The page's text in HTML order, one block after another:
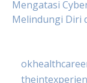
Mengatasi
Melindungi Diri